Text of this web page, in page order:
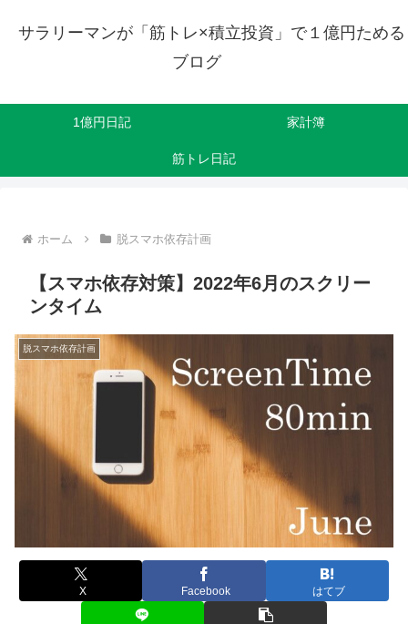
サラリーマンが「筋トレ×積立投資」で１億円ためる
ブログ
1億円日記 家計簿
筋トレ日記
ホーム 脱スマホ依存計画
【スマホ依存対策】2022年6月のスクリー
ンタイム
脱スマホ依存計画
X Facebook はてブ